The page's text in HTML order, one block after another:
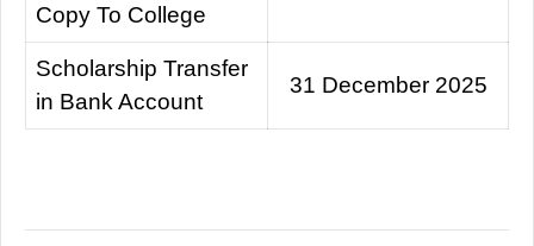
Copy To College
Scholarship Transfer
in Bank Account
31 December 2025